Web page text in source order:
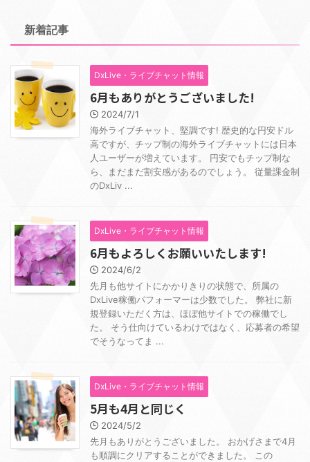
新着記事
DxLive・ライブチャット情報
6月もありがとうございました!
2024/7/1
海外ライブチャット、堅調です! 歴史的な円安ドル
高ですが、チップ制の海外ライブチャットには日本
人ユーザーが増えています。 円安でもチップ制な
ら、まだまだ割安感があるのでしょう。 従量課金制
のDxLiv ...
DxLive・ライブチャット情報
6月もよろしくお願いいたします!
2024/6/2
先月も他サイトにかかりきりの状態で、所属の
DxLive稼働パフォーマーは少数でした。 弊社に新
規登録いただく方は、ほぼ他サイトでの稼働でし
た。 そう仕向けているわけではなく、応募者の希望
でそうなってま ...
DxLive・ライブチャット情報
5月も4月と同じく
2024/5/2
先月もありがとうございました。 おかげさまで4月
も順調にクリアすることができました。 この